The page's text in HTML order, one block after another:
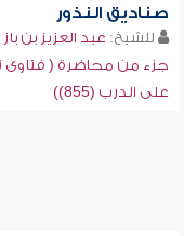
صناديق النذور
للشيخ: عبد العزيز بن باز
جزء من محاضرة ( فتاوى
على الدرب (855))